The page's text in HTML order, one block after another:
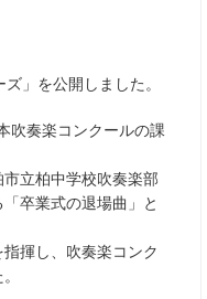
」を公開しました。
吹奏楽コンクールの課
立柏中学校吹奏楽部
卒業式の退場曲」と
揮し、吹奏楽コンク